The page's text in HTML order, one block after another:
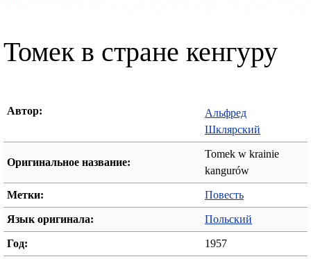
Томек в стране кенгуру
Автор:
Альфред
Шклярский
Оригинальное название:
Tomek w krainie
kangurów
Метки: Повесть
Язык оригинала: Польский
Год: 1957